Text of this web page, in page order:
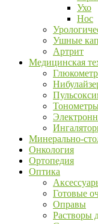
Ухо
Нос
Ушные
Артрит
Медицинская
Минерально-
Онкология
Ортопедия
Оптика
Готовые
Оправы
Растворы